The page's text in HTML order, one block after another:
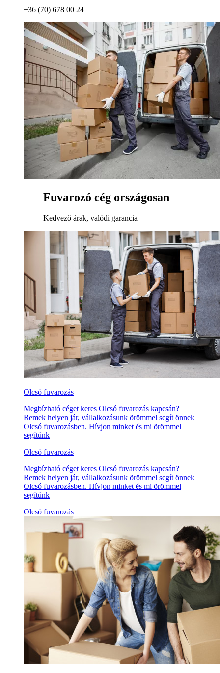
+36 (70) 678 00 24
Fuvarozó cég országosan
Kedvező árak, valódi garancia
Olcsó fuvarozás
Megbízható céget keres Olcsó fuvarozás kapcsán?
Remek helyen jár, vállalkozásunk örömmel segít önnek
Olcsó fuvarozásben. Hívjon minket és mi örömmel
segítünk
Olcsó fuvarozás
Megbízható céget keres Olcsó fuvarozás kapcsán?
Remek helyen jár, vállalkozásunk örömmel segít önnek
Olcsó fuvarozásben. Hívjon minket és mi örömmel
segítünk
Olcsó fuvarozás